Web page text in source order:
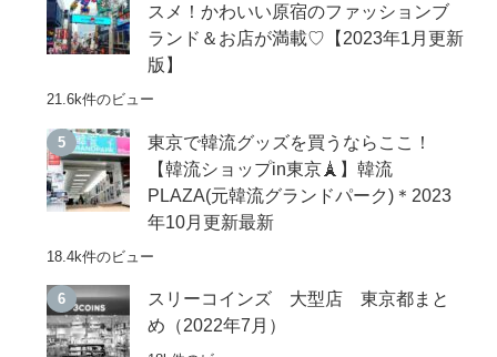
スメ！かわいい原宿のファッションブ
ランド＆お店が満載♡【2023年1月更新
版】
21.6k件のビュー
東京で韓流グッズを買うならここ！
【韓流ショップin東京🗼】韓流
PLAZA(元韓流グランドパーク)＊2023
年10月更新最新
18.4k件のビュー
スリーコインズ 大型店 東京都まと
め（2022年7月）